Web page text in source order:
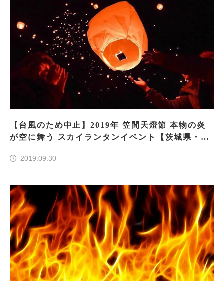
【台風のため中止】2019年 笠間天燈節 本物の炎
が空に舞う スカイランタンイベント【茨城県・笠
2019.09.30